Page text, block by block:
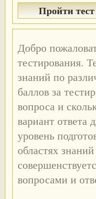
Добро
тестирования.
знаний по
баллов за
вопроса и
вариант ответа
уровень
областях
вопросами и